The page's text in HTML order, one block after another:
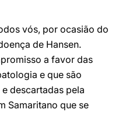
vós, por ocasião do
de Hansen.
a favor das
e que são
descartadas pela
Samaritano que se